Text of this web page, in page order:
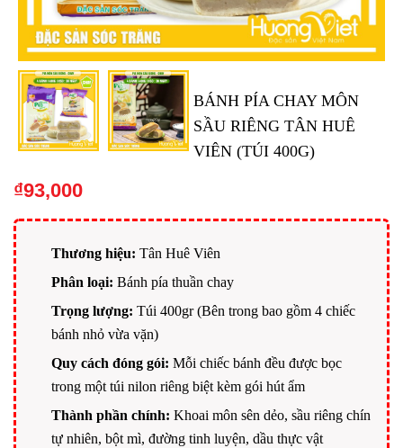
BÁNH PÍA CHAY MÔN
SẦU RIÊNG TÂN HUÊ
VIÊN (TÚI 400G)
₫93,000
Thương hiệu: Tân Huê Viên
Phân loại: Bánh pía thuần chay
Trọng lượng: Túi 400gr (Bên trong bao gồm 4 chiếc
bánh nhỏ vừa vặn)
Quy cách đóng gói: Mỗi chiếc bánh đều được bọc
trong một túi nilon riêng biệt kèm gói hút ẩm
Thành phần chính: Khoai môn sên dẻo, sầu riêng chín
tự nhiên, bột mì, đường tinh luyện, dầu thực vật